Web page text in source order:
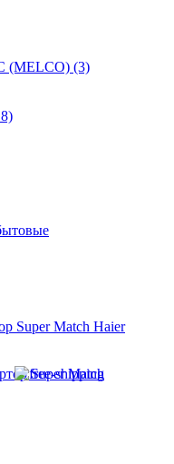
(MELCO) (3)
Super Match Haier